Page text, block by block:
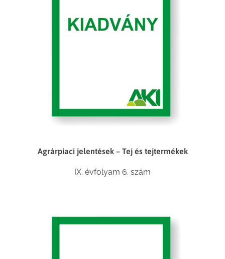
Agrárpiaci jelentések – Tej és tejtermékek
IX. évfolyam 6. szám